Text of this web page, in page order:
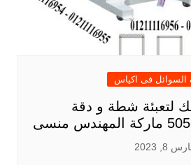
لتعبئة شطة و دقة
8, 2023